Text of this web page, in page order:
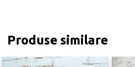
Produse similare